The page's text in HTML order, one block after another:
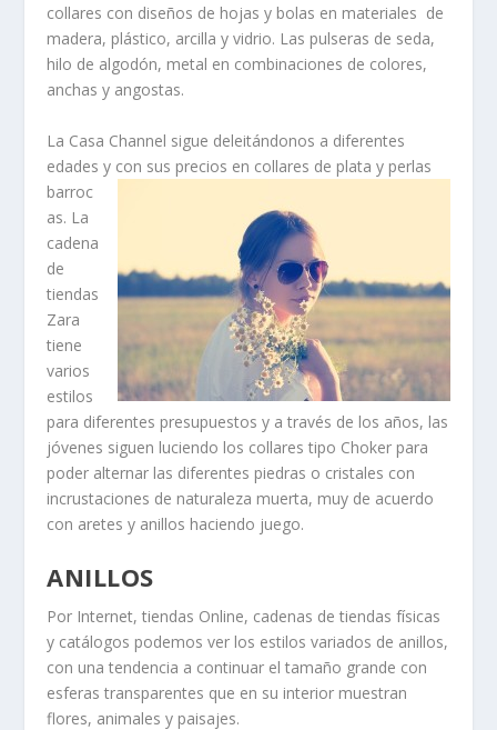
collares con diseños de hojas y bolas en materiales de
madera, plástico, arcilla y vidrio. Las pulseras de seda,
hilo de algodón, metal en combinaciones de colores,
anchas y angostas.
La Casa Channel sigue deleitándonos a diferentes
edades y con sus precios en collares de plata y perlas
barroc
as. La
cadena
de
tiendas
Zara
tiene
varios
estilos
para diferentes presupuestos y a través de los años, las
jóvenes siguen luciendo los collares tipo Choker para
poder alternar las diferentes piedras o cristales con
incrustaciones de naturaleza muerta, muy de acuerdo
con aretes y anillos haciendo juego.
ANILLOS
Por Internet, tiendas Online, cadenas de tiendas físicas
y catálogos podemos ver los estilos variados de anillos,
con una tendencia a continuar el tamaño grande con
esferas transparentes que en su interior muestran
flores, animales y paisajes.